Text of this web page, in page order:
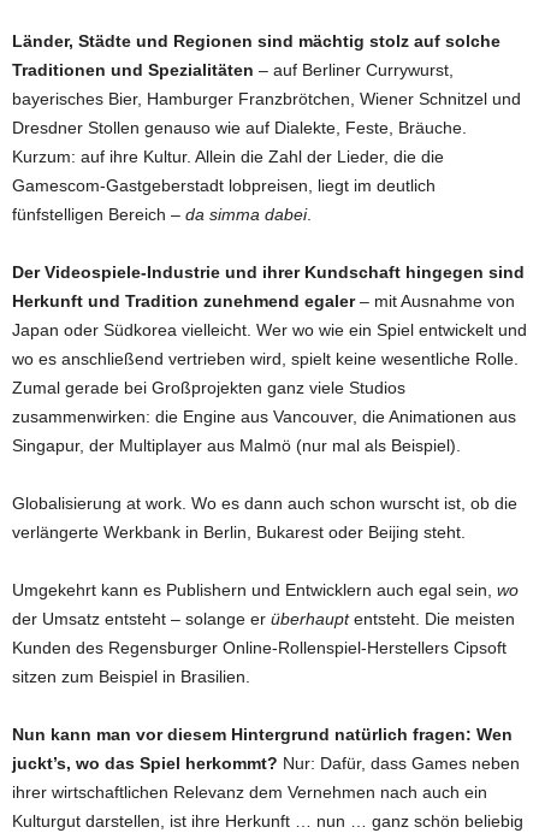
Länder, Städte und Regionen sind mächtig stolz auf solche
Traditionen und Spezialitäten – auf Berliner Currywurst,
bayerisches Bier, Hamburger Franzbrötchen, Wiener Schnitzel und
Dresdner Stollen genauso wie auf Dialekte, Feste, Bräuche.
Kurzum: auf ihre Kultur. Allein die Zahl der Lieder, die die
Gamescom-Gastgeberstadt lobpreisen, liegt im deutlich
fünfstelligen Bereich – da simma dabei.
Der Videospiele-Industrie und ihrer Kundschaft hingegen sind
Herkunft und Tradition zunehmend egaler– mit Ausnahme von
Japan oder Südkorea vielleicht. Wer wo wie ein Spiel entwickelt und
wo es anschließend vertrieben wird, spielt keine wesentliche Rolle.
Zumal gerade bei Großprojekten ganz viele Studios
zusammenwirken: die Engine aus Vancouver, die Animationen aus
Singapur, der Multiplayer aus Malmö (nur mal als Beispiel).
Globalisierung at work. Wo es dann auch schon wurscht ist, ob die
verlängerte Werkbank in Berlin, Bukarest oder Beijing steht.
Umgekehrt kann es Publishern und Entwicklern auch egal sein, wo
der Umsatz entsteht – solange er überhauptentsteht. Die meisten
Kunden des Regensburger Online-Rollenspiel-Herstellers Cipsoft
sitzen zum Beispiel in Brasilien.
Nun kann man vor diesem Hintergrund natürlich fragen: Wen
juckt’s, wo das Spiel herkommt? Nur: Dafür, dass Games neben
ihrer wirtschaftlichen Relevanz dem Vernehmen nach auch ein
Kulturgut darstellen, ist ihre Herkunft … nun … ganz schön beliebig